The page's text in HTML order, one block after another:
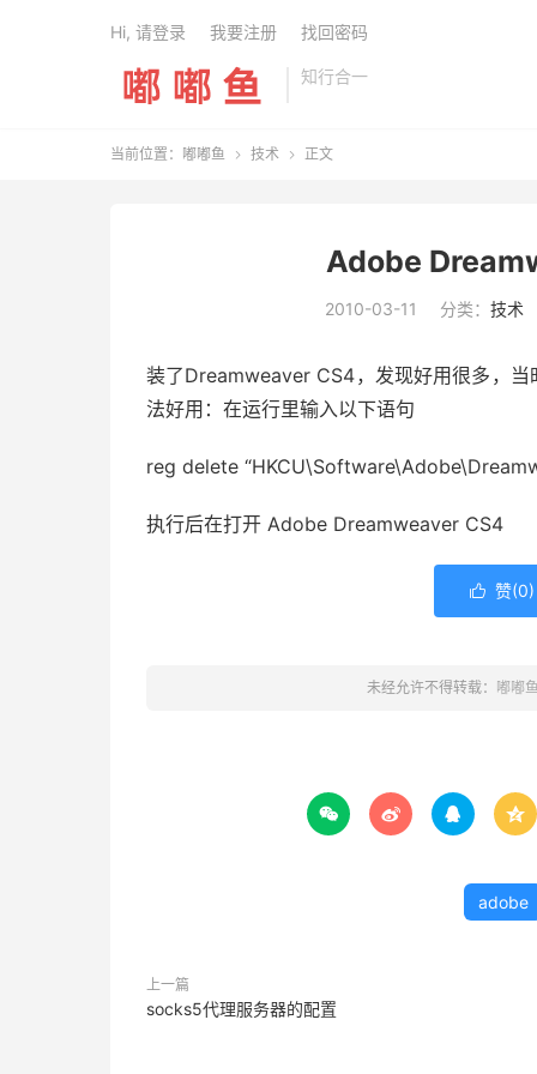
知行合一
Hi, 请登录 我要注册 找回密码
当前位置： 嘟嘟鱼  技术  正文
Adobe
2010-03-11 分类： 技术
装了Dreamweaver CS4，发现好用很多，
法好用：在运行里输入以下语句
reg delete
执行后在打开 Adobe Dreamweaver CS4
 赞(0)
未经允许不得转载： 嘟嘟
   
adobe
上一篇
socks5代理服务器的配置